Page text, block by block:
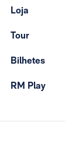
Loja
Tour
Bilhetes
RM Play